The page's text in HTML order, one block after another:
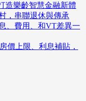
造樂齡智慧金融新體
，串聯退休與傳承
、費用、和VT差異一
價上限、利息補貼，